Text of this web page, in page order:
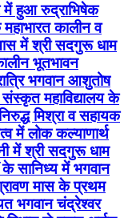
में हुआ रुद्राभिषेक
कालीन व
में श्री सदगुरू धाम
भूतभावन
भगवान आशुतोष
महाविद्यालय के
मिश्रा व सहायक
में लोक कल्याणार्थ
में श्री सदगुरू धाम
सानिध्य में भगवान
मास के प्रथम
भगवान चंद्रेश्वर